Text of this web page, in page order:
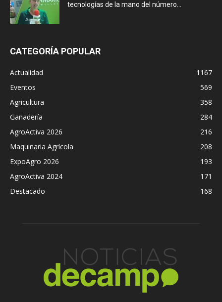
tecnologías de la mano del número...
CATEGORÍA POPULAR
Actualidad
1167
Eventos
569
Agricultura
358
Ganadería
284
AgroActiva 2026
216
Maquinaria Agrícola
208
ExpoAgro 2026
193
AgroActiva 2024
171
Destacado
168